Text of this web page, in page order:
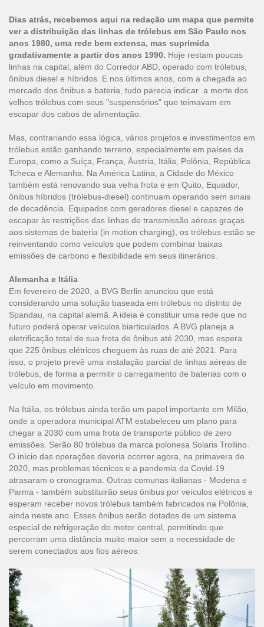
Dias atrás, recebemos aqui na redação um mapa que permite
ver a distribuição das linhas de trólebus em São Paulo nos
anos 1980, uma rede bem extensa, mas suprimida
gradativamente a partir dos anos 1990. Hoje restam poucas
linhas na capital, além do Corredor ABD, operado com trólebus,
ônibus diesel e híbridos. E nos últimos anos, com a chegada ao
mercado dos ônibus a bateria, tudo parecia indicar a morte dos
velhos trólebus com seus "suspensórios" que teimavam em
escapar dos cabos de alimentação.
Mas, contrariando essa lógica, vários projetos e investimentos em
trólebus estão ganhando terreno, especialmente em países da
Europa, como a Suíça, França, Áustria, Itália, Polônia, República
Tcheca e Alemanha. Na América Latina, a Cidade do México
também está renovando sua velha frota e em Quito, Equador,
ônibus híbridos (trólebus-diesel) continuam operando sem sinais
de decadência. Equipados com geradores diesel e capazes de
escapar às restrições das linhas de transmissão aéreas graças
aos sistemas de bateria (in motion charging), os trólebus estão se
reinventando como veículos que podem combinar baixas
emissões de carbono e flexibilidade em seus itinerários.
Alemanha e Itália
Em fevereiro de 2020, a BVG Berlin anunciou que está
considerando uma solução baseada em trólebus no distrito de
Spandau, na capital alemã. A ideia é constituir uma rede que no
futuro poderá operar veículos biarticulados. A BVG planeja a
eletrificação total de sua frota de ônibus até 2030, mas espera
que 225 ônibus elétricos cheguem às ruas de até 2021. Para
isso, o projeto prevê uma instalação parcial de linhas aéreas de
trólebus, de forma a permitir o carregamento de baterias com o
veículo em movimento.
Na Itália, os trólebus ainda terão um papel importante em Milão,
onde a operadora municipal ATM estabeleceu um plano para
chegar a 2030 com uma frota de transporte público de zero
emissões. Serão 80 trólebus da marca polonesa Solaris Trollino.
O início das operações deveria ocorrer agora, na primavera de
2020, mas problemas técnicos e a pandemia da Covid-19
atrasaram o cronograma. Outras comunas italianas - Modena e
Parma - também substituirão seus ônibus por veículos elétricos e
esperam receber novos trólebus também fabricados na Polônia,
ainda neste ano. Esses ônibus serão dotados de um sistema
especial de refrigeração do motor central, permitindo que
percorram uma distância muito maior sem a necessidade de
serem conectados aos fios aéreos.